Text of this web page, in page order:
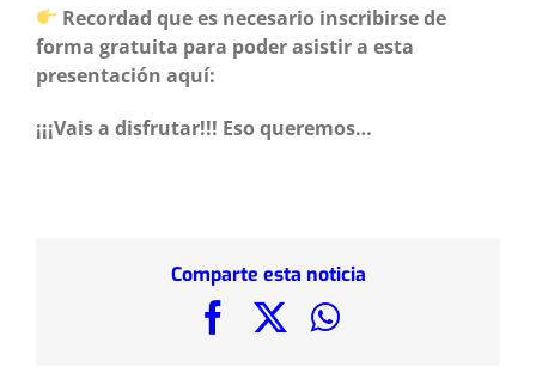
Recordad que es necesario inscribirse de
forma gratuita para poder asistir a esta
presentación aquí:
¡¡¡Vais a disfrutar!!! Eso queremos…
Comparte esta noticia
FacebookWhatsApp